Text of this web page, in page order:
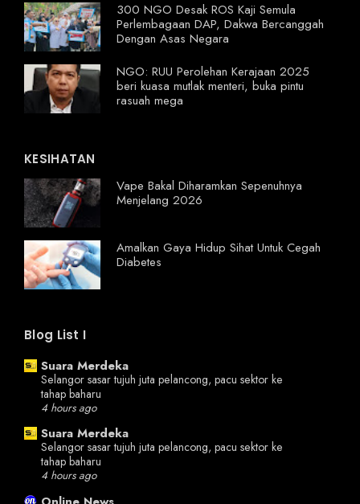
300 NGO Desak ROS Kaji Semula
Perlembagaan DAP, Dakwa Bercanggah
Dengan Asas Negara
NGO: RUU Perolehan Kerajaan 2025
beri kuasa mutlak menteri, buka pintu
rasuah mega
KESIHATAN
Vape Bakal Diharamkan Sepenuhnya
Menjelang 2026
Amalkan Gaya Hidup Sihat Untuk Cegah
Diabetes
Blog List I
Suara Merdeka
Selangor sasar tujuh juta pelancong, pacu sektor ke
tahap baharu
4 hours ago
Suara Merdeka
Selangor sasar tujuh juta pelancong, pacu sektor ke
tahap baharu
4 hours ago